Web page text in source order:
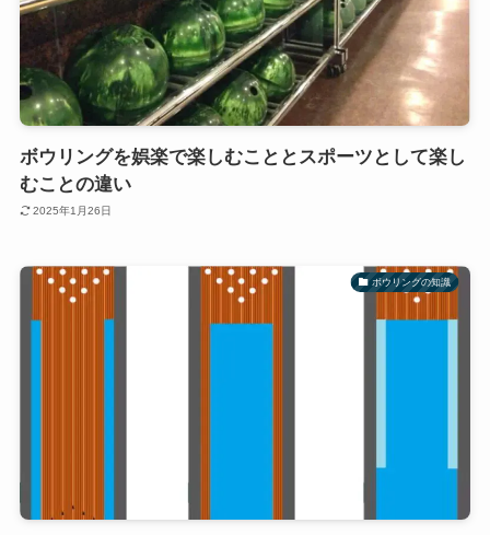
ボウリングを娯楽で楽しむこととスポーツとして楽し
むことの違い
2025年1月26日
ボウリングの知識